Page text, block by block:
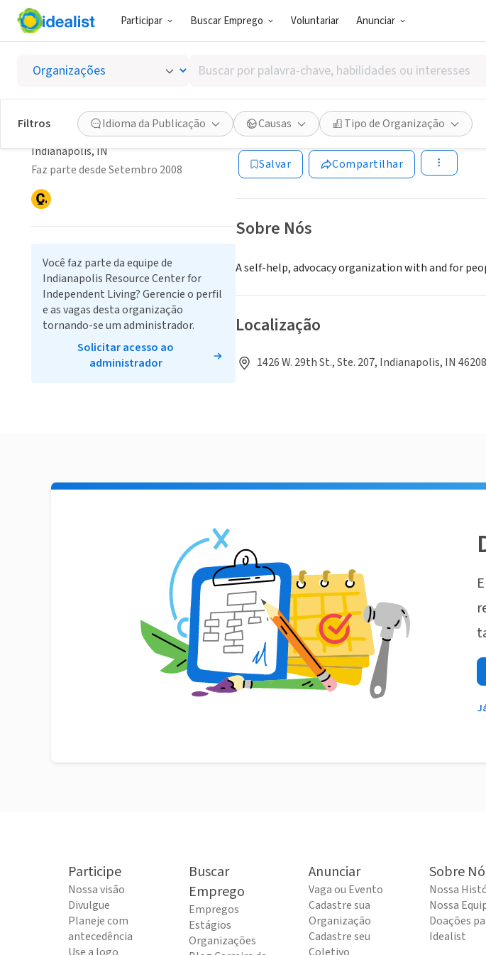
Participar Buscar Emprego Voluntariar Anunciar
Buscar
por
palavra-
chave,
habilidades
ou
interesses
Filtros Idioma da Publicação Causas Tipo de Organização
Indianapolis
Indianapolis, IN www.abilityindiana.org/about-us/
Salvar Compartilhar
Sobre Nós
A self-help, advocacy organization with and for
Localização
1426 W. 29th St., Ste. 207, Indianapolis, IN
Indianapolis Resource
Center for Independent
Living
Indianapolis, IN
Faz parte desde Setembro 2008
Você faz parte da equipe de
Indianapolis Resource Center for
Independent Living? Gerencie o perfil
e as vagas desta organização
tornando-se um administrador.
Solicitar acesso ao
administrador
Participe
Nossa visão
Divulgue
Planeje com
antecedência
Buscar
Emprego
Empregos
Estágios
Organizações
Anunciar
Vaga ou Evento
Cadastre sua
Organização
Cadastre seu
Sobre
Nossa
Nossa
Doações
Idealist